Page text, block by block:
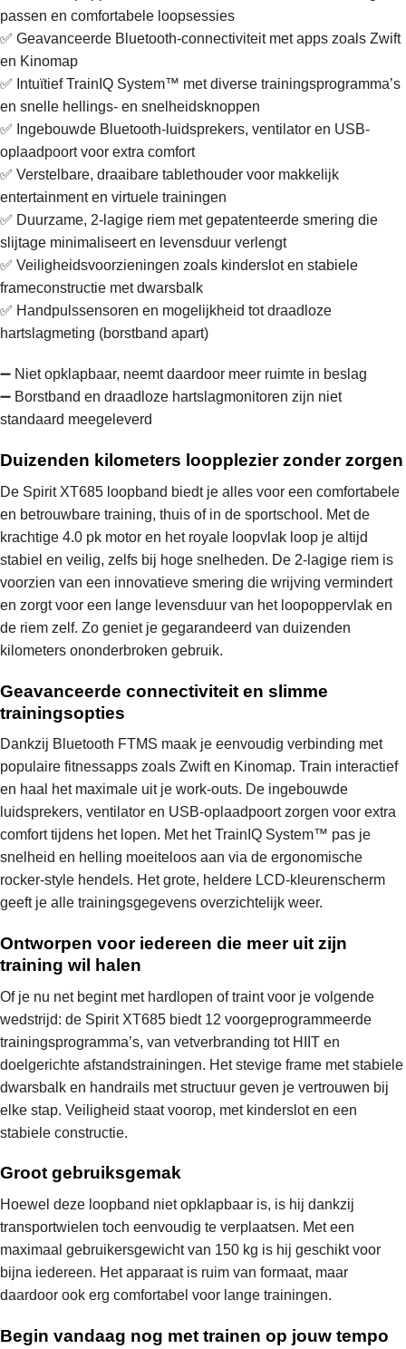
passen en comfortabele loopsessies
✅ Geavanceerde Bluetooth-connectiviteit met apps zoals Zwift
en Kinomap
✅ Intuïtief TrainIQ System™ met diverse trainingsprogramma’s
en snelle hellings- en snelheidsknoppen
✅ Ingebouwde Bluetooth-luidsprekers, ventilator en USB-
oplaadpoort voor extra comfort
✅ Verstelbare, draaibare tablethouder voor makkelijk
entertainment en virtuele trainingen
✅ Duurzame, 2-lagige riem met gepatenteerde smering die
slijtage minimaliseert en levensduur verlengt
✅ Veiligheidsvoorzieningen zoals kinderslot en stabiele
frameconstructie met dwarsbalk
✅ Handpulssensoren en mogelijkheid tot draadloze
hartslagmeting (borstband apart)
➖ Niet opklapbaar, neemt daardoor meer ruimte in beslag
➖ Borstband en draadloze hartslagmonitoren zijn niet
standaard meegeleverd
Duizenden kilometers loopplezier zonder zorgen
De Spirit XT685 loopband biedt je alles voor een comfortabele
en betrouwbare training, thuis of in de sportschool. Met de
krachtige 4.0 pk motor en het royale loopvlak loop je altijd
stabiel en veilig, zelfs bij hoge snelheden. De 2-lagige riem is
voorzien van een innovatieve smering die wrijving vermindert
en zorgt voor een lange levensduur van het loopoppervlak en
de riem zelf. Zo geniet je gegarandeerd van duizenden
kilometers ononderbroken gebruik.
Geavanceerde connectiviteit en slimme
trainingsopties
Dankzij Bluetooth FTMS maak je eenvoudig verbinding met
populaire fitnessapps zoals Zwift en Kinomap. Train interactief
en haal het maximale uit je work-outs. De ingebouwde
luidsprekers, ventilator en USB-oplaadpoort zorgen voor extra
comfort tijdens het lopen. Met het TrainIQ System™ pas je
snelheid en helling moeiteloos aan via de ergonomische
rocker-style hendels. Het grote, heldere LCD-kleurenscherm
geeft je alle trainingsgegevens overzichtelijk weer.
Ontworpen voor iedereen die meer uit zijn
training wil halen
Of je nu net begint met hardlopen of traint voor je volgende
wedstrijd: de Spirit XT685 biedt 12 voorgeprogrammeerde
trainingsprogramma’s, van vetverbranding tot HIIT en
doelgerichte afstandstrainingen. Het stevige frame met stabiele
dwarsbalk en handrails met structuur geven je vertrouwen bij
elke stap. Veiligheid staat voorop, met kinderslot en een
stabiele constructie.
Groot gebruiksgemak
Hoewel deze loopband niet opklapbaar is, is hij dankzij
transportwielen toch eenvoudig te verplaatsen. Met een
maximaal gebruikersgewicht van 150 kg is hij geschikt voor
bijna iedereen. Het apparaat is ruim van formaat, maar
daardoor ook erg comfortabel voor lange trainingen.
Begin vandaag nog met trainen op jouw tempo